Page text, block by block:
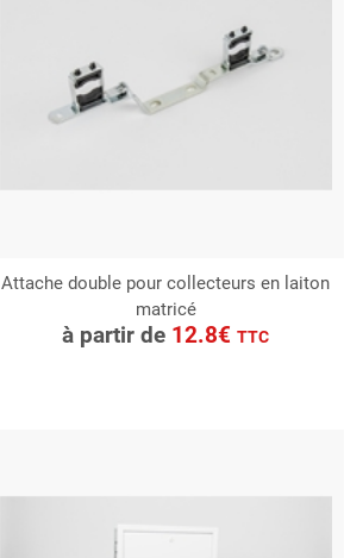
Attache double pour collecteurs en laiton
matricé
à partir de 12.8€TTC
CONSULTER
Demande de devis